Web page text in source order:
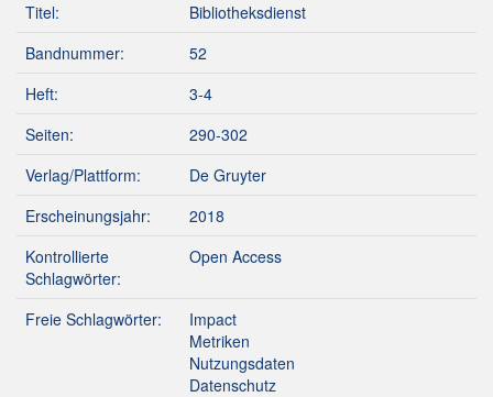
Titel:
Bibliotheksdienst
Bandnummer:
52
Heft:
3-4
Seiten:
290-302
Verlag/Plattform:
De Gruyter
Erscheinungsjahr:
2018
Kontrollierte
Schlagwörter:
Open Access
Freie Schlagwörter:
Impact
Metriken
Nutzungsdaten
Datenschutz